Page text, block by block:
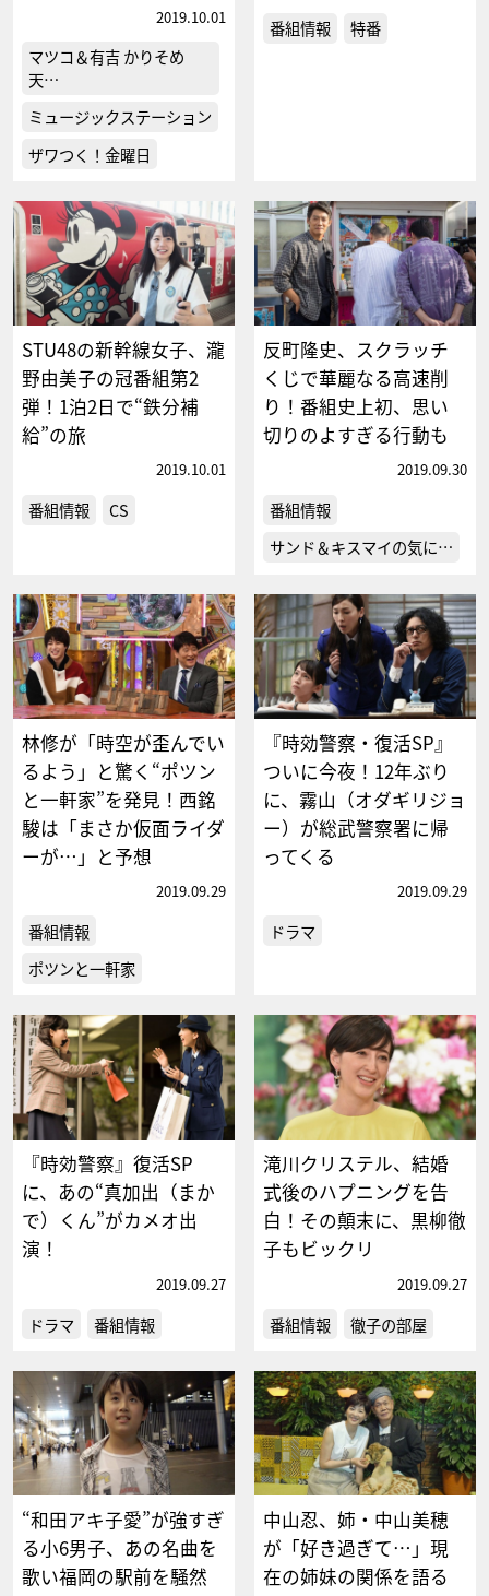
2019.10.01
マツコ＆有吉 かりそめ
天…
ミュージックステーション
ザワつく！金曜日
番組情報 特番
STU48の新幹線女子、瀧
野由美子の冠番組第2
弾！1泊2日で“鉄分補
給”の旅
2019.10.01
番組情報 CS
反町隆史、スクラッチ
くじで華麗なる高速削
り！番組史上初、思い
切りのよすぎる行動も
2019.09.30
番組情報
サンド＆キスマイの気に…
林修が「時空が歪んでい
るよう」と驚く“ポツン
と一軒家”を発見！西銘
駿は「まさか仮面ライダ
ーが…」と予想
2019.09.29
番組情報
ポツンと一軒家
『時効警察・復活SP』
ついに今夜！12年ぶり
に、霧山（オダギリジョ
ー）が総武警察署に帰
ってくる
2019.09.29
ドラマ
『時効警察』復活SP
に、あの“真加出（まか
で）くん”がカメオ出
演！
2019.09.27
ドラマ 番組情報
滝川クリステル、結婚
式後のハプニングを告
白！その顛末に、黒柳徹
子もビックリ
2019.09.27
番組情報 徹子の部屋
“和田アキ子愛”が強すぎ
る小6男子、あの名曲を
歌い福岡の駅前を騒然
中山忍、姉・中山美穂
が「好き過ぎて…」現
在の姉妹の関係を語る